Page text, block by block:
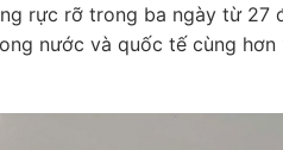
rực rỡ trong ba ngày từ 27
nước và quốc tế cùng